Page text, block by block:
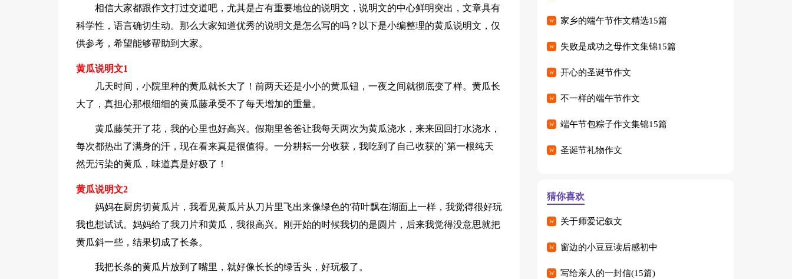
相信大家都跟作文打过交道吧，尤其是占有重要地位的说明文，说明文的中心鲜明突出，文章具有
科学性，语言确切生动。那么大家知道优秀的说明文是怎么写的吗？以下是小编整理的黄瓜说明文，仅
供参考，希望能够帮助到大家。
黄瓜说明文1
几天时间，小院里种的黄瓜就长大了！前两天还是小小的黄瓜钮，一夜之间就彻底变了样。黄瓜长
大了，真担心那根细细的黄瓜藤承受不了每天增加的重量。
黄瓜藤笑开了花，我的心里也好高兴。假期里爸爸让我每天两次为黄瓜浇水，来来回回打水浇水，
每次都热出了满身的汗，现在看来真是很值得。一分耕耘一分收获，我吃到了自己收获的`第一根纯天
然无污染的黄瓜，味道真是好极了！
黄瓜说明文2
妈妈在厨房切黄瓜片，我看见黄瓜片从刀片里飞出来像绿色的'荷叶飘在湖面上一样，我觉得很好玩
我也想试试。妈妈给了我刀片和黄瓜，我很高兴。刚开始的时候我切的是圆片，后来我觉得没意思就把
黄瓜斜一些，结果切成了长条。
我把长条的黄瓜片放到了嘴里，就好像长长的绿舌头，好玩极了。
家乡的端午节作文精选15篇
失败是成功之母作文集锦15篇
开心的圣诞节作文
不一样的端午节作文
端午节包粽子作文集锦15篇
圣诞节礼物作文
猜你喜欢
关于师爱记叙文
窗边的小豆豆读后感初中
写给亲人的一封信(15篇)